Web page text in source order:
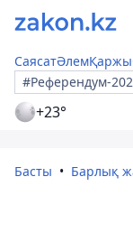
СаясатӘлемҚаржы
#Референдум-
+23°
Басты Барлық